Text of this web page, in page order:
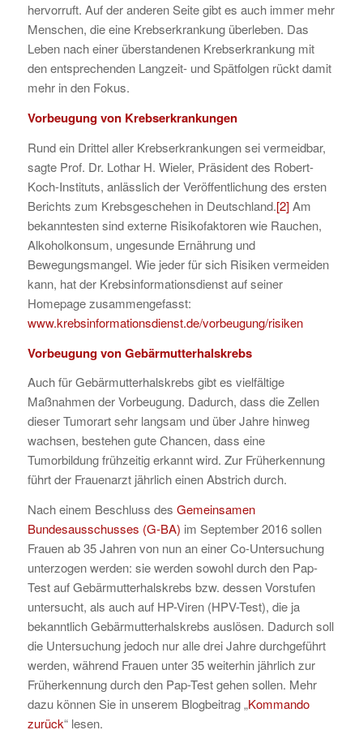
hervorruft. Auf der anderen Seite gibt es auch immer mehr
Menschen, die eine Krebserkrankung überleben. Das
Leben nach einer überstandenen Krebserkrankung mit
den entsprechenden Langzeit- und Spätfolgen rückt damit
mehr in den Fokus.
Vorbeugung von Krebserkrankungen
Rund ein Drittel aller Krebserkrankungen sei vermeidbar,
sagte Prof. Dr. Lothar H. Wieler, Präsident des Robert-
Koch-Instituts, anlässlich der Veröffentlichung des ersten
Berichts zum Krebsgeschehen in Deutschland.[2]Am
bekanntesten sind externe Risikofaktoren wie Rauchen,
Alkoholkonsum, ungesunde Ernährung und
Bewegungsmangel. Wie jeder für sich Risiken vermeiden
kann, hat der Krebsinformationsdienst auf seiner
Homepage zusammengefasst:
www.krebsinformationsdienst.de/vorbeugung/risiken
Vorbeugung von Gebärmutterhalskrebs
Auch für Gebärmutterhalskrebs gibt es vielfältige
Maßnahmen der Vorbeugung. Dadurch, dass die Zellen
dieser Tumorart sehr langsam und über Jahre hinweg
wachsen, bestehen gute Chancen, dass eine
Tumorbildung frühzeitig erkannt wird. Zur Früherkennung
führt der Frauenarzt jährlich einen Abstrich durch.
Nach einem Beschluss des Gemeinsamen
Bundesausschusses (G-BA) im September 2016 sollen
Frauen ab 35 Jahren von nun an einer Co-Untersuchung
unterzogen werden: sie werden sowohl durch den Pap-
Test auf Gebärmutterhalskrebs bzw. dessen Vorstufen
untersucht, als auch auf HP-Viren (HPV-Test), die ja
bekanntlich Gebärmutterhalskrebs auslösen. Dadurch soll
die Untersuchung jedoch nur alle drei Jahre durchgeführt
werden, während Frauen unter 35 weiterhin jährlich zur
Früherkennung durch den Pap-Test gehen sollen. Mehr
dazu können Sie in unserem Blogbeitrag „Kommando
zurück“ lesen.